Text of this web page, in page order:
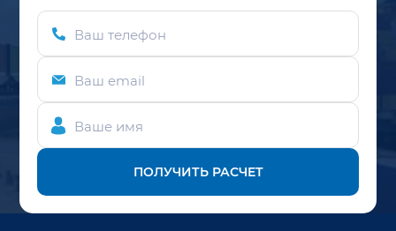
Ваш телефон
Ваш email
Ваше имя
ПОЛУЧИТЬ РАСЧЕТ